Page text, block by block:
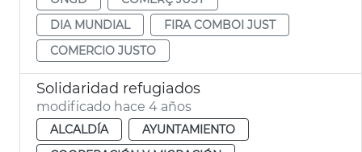
DIA MUNDIAL
FIRA COMBOI JUST
COMERCIO JUSTO
Solidaridad refugiados
modificado hace 4 años
ALCALDÍA
AYUNTAMIENTO